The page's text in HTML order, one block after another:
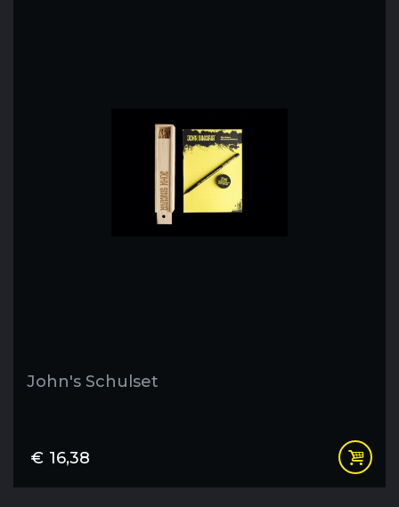
John's Schulset
€ 16,38